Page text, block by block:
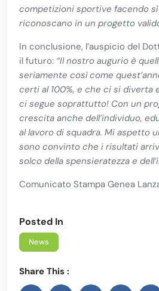
competizioni sportive facendo sì
riconoscano in un progetto
In conclusione, l’auspicio del
il futuro: “Il nostro augurio è
seriamente così come
certi al 100%, e che ci si
ci segue soprattutto! Con un
crescita anche dell’individuo,
al lavoro di squadra. Mi aspetto
sono convinto che i risultati
solco della spensieratezza e
Comunicato Stampa Genea
Posted In
News
Share This :